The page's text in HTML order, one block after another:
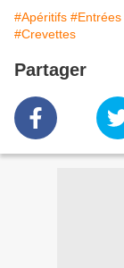
#Apéritifs #Entrées
#Crevettes
Partager